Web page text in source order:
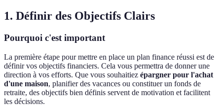
1. Définir des Objectifs Clairs
Pourquoi c'est important
La première étape pour mettre en place un plan finance réussi est de
définir vos objectifs financiers. Cela vous permettra de donner une
direction à vos efforts. Que vous souhaitiez épargner pour l'achat
d'une maison, planifier des vacances ou constituer un fonds de
retraite, des objectifs bien définis servent de motivation et facilitent
les décisions.